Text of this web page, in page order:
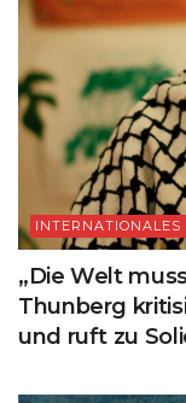
INTERNATIONALES
„Die Welt
Thunberg
und ruft zu